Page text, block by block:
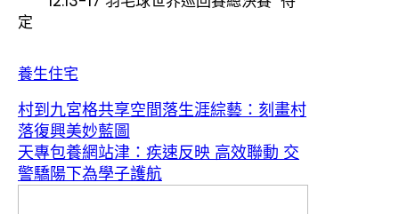
定
養生住宅
村到九宮格共享空間落生涯綜藝：刻畫村
落復興美妙藍圖
天專包養網站津：疾速反映 高效聯動 交
警驕陽下為學子護航